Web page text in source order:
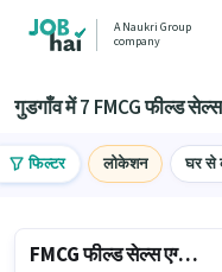
A Naukri Group
company
गुडगाँव में 7 FMCG फील्ड
फिल्टर लोकेशन घर से
FMCG फील्ड सेल्स एग्जीक्यूटिव